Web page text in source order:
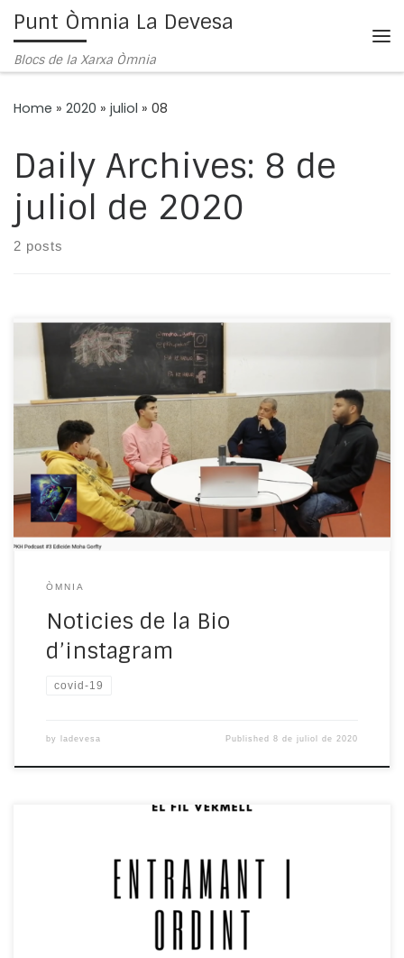
Skip to content
Punt Òmnia La Devesa
Blocs de la Xarxa Òmnia
Home » 2020 » juliol » 08
Daily Archives: 8 de
juliol de 2020
2 posts
Aqui tens els enllaços de les noticies que penjem a
Instagram. Pots veure les diferents noticies, passant
pàgina amb els números del final. Pa Ke Hablar Pkh Aqui
teniu el darrer podcast de Pa Ke Hablar Pkh, on
entrevisten al Moha el Gorfty, qui porta tres anys fent
Parkour.Sabeu que […]
ÒMNIA
Noticies de la Bio
d’instagram
covid-19
by ladevesa Published8 de juliol de 2020
La creació d’aquest projecte sorgeix de les necessitats
detectades al municipi de Ripoll després dels
atemptats del passat 17 d’agost de 2017 a Barcelona i
Cambrils. Aquests fets van causar un impacte social
molt fort expressat amb emocions i sentiments